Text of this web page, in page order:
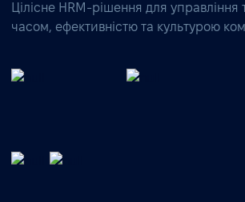
Цілісне HRM-рішення для управління
часом, ефективністю та культурою